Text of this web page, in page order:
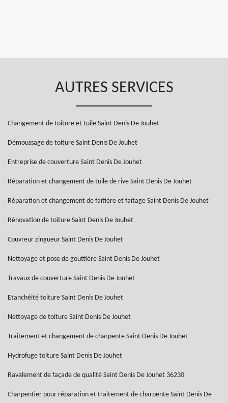
AUTRES SERVICES
Changement de toiture et tuile Saint Denis De Jouhet
Démoussage de toiture Saint Denis De Jouhet
Entreprise de couverture Saint Denis De Jouhet
Réparation et changement de tuile de rive Saint Denis De Jouhet
Réparation et changement de faîtière et faîtage Saint Denis De Jouhet
Rénovation de toiture Saint Denis De Jouhet
Couvreur zingueur Saint Denis De Jouhet
Nettoyage et pose de gouttière Saint Denis De Jouhet
Travaux de couverture Saint Denis De Jouhet
Etanchéité toiture Saint Denis De Jouhet
Nettoyage de toiture Saint Denis De Jouhet
Traitement et changement de charpente Saint Denis De Jouhet
Hydrofuge toiture Saint Denis De Jouhet
Ravalement de façade de qualité Saint Denis De Jouhet 36230
Charpentier pour réparation et traitement de charpente Saint Denis De